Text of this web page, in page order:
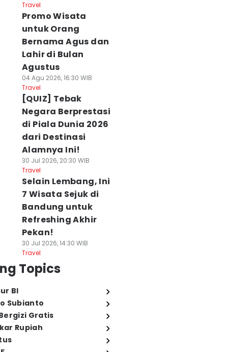
Travel
Promo Wisata
untuk Orang
Bernama Agus dan
Lahir di Bulan
Agustus
04 Agu 2026, 16:30 WIB
Travel
[QUIZ] Tebak
Negara Berprestasi
di Piala Dunia 2026
dari Destinasi
Alamnya Ini!
30 Jul 2026, 20:30 WIB
Travel
Selain Lembang, Ini
7 Wisata Sejuk di
Bandung untuk
Refreshing Akhir
Pekan!
30 Jul 2026, 14:30 WIB
Travel
Topics
BI
Subianto
Gratis
Rupiah